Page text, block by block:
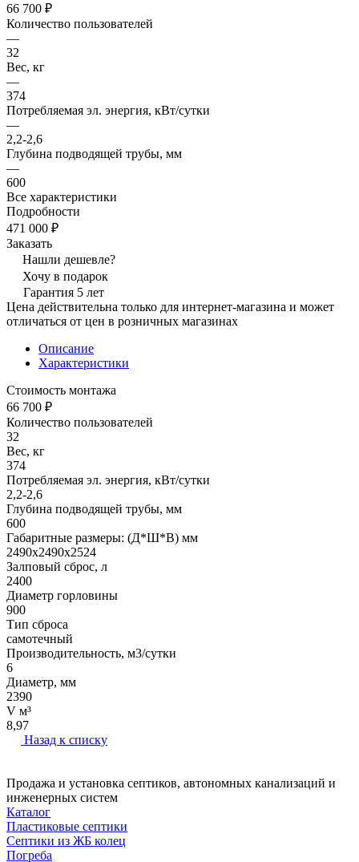
66 700 ₽
Количество пользователей
—
32
Вес, кг
—
374
Потребляемая эл. энергия, кВт/сутки
—
2,2-2,6
Глубина подводящей трубы, мм
—
600
Все характеристики
Подробности
471 000 ₽
Заказать
Нашли дешевле?
Хочу в подарок
Гарантия 5 лет
Цена действительна только для интернет-магазина и может
отличаться от цен в розничных магазинах
Описание
Характеристики
Стоимость монтажа
66 700 ₽
Количество пользователей
32
Вес, кг
374
Потребляемая эл. энергия, кВт/сутки
2,2-2,6
Глубина подводящей трубы, мм
600
Габаритные размеры: (Д*Ш*В) мм
2490х2490х2524
Залповый сброс, л
2400
Диаметр горловины
900
Тип сброса
самотечный
Производительность, м3/сутки
6
Диаметр, мм
2390
V м³
8,97
Назад к списку
Продажа и установка септиков, автономных канализаций и
инженерных систем
Каталог
Пластиковые септики
Септики из ЖБ колец
Погреба